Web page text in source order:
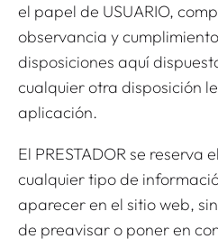
el papel de USUARIO,
observancia y
disposiciones aquí
cualquier otra disposición
aplicación.
El PRESTADOR se
cualquier tipo de
aparecer en el sitio web,
de preavisar o poner en